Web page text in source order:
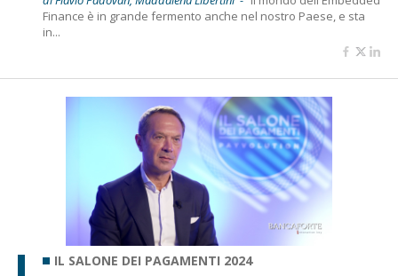
Finance è in grande fermento anche nel nostro Paese, e sta
in...
IL SALONE DEI PAGAMENTI 2024